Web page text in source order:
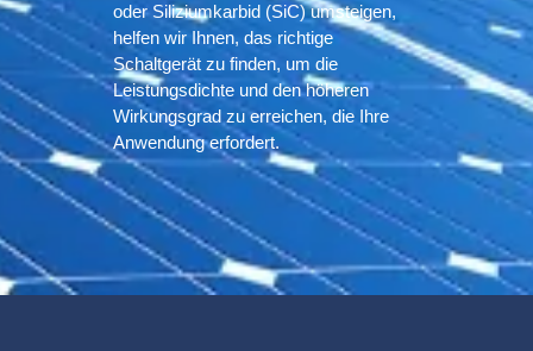
oder Siliziumkarbid (SiC) umsteigen,
helfen wir Ihnen, das richtige
Schaltgerät zu finden, um die
Leistungsdichte und den höheren
Wirkungsgrad zu erreichen, die Ihre
Anwendung erfordert.